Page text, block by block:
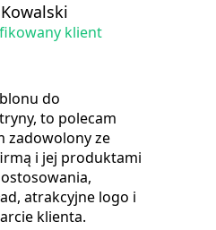
klient
do
to polecam
zadowolony ze
i jej produktami
atrakcyjne logo i
klienta.